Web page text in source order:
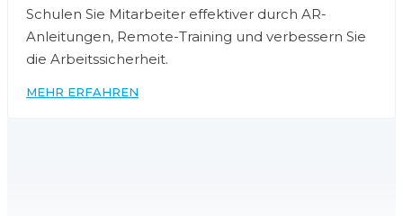
Schulen Sie Mitarbeiter effektiver durch AR-
Anleitungen, Remote-Training und verbessern Sie
die Arbeitssicherheit.
MEHR ERFAHREN